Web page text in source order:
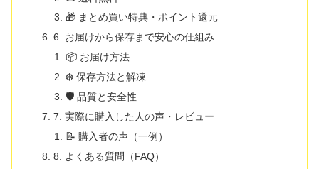
🎁 まとめ買い特典・ポイント還元
6. お届けから保存まで安心の仕組み
📦 お届け方法
❄️ 保存方法と解凍
🛡 品質と安全性
7. 実際に購入した人の声・レビュー
📝 購入者の声（一例）
8. よくある質問（FAQ）